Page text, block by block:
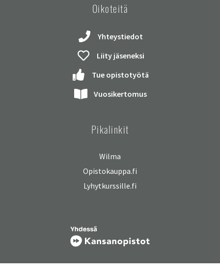
Oikoteitä
Yhteystiedot
Liity jäseneksi
Tue opistotyötä
Vuosikertomus
Pikalinkit
Wilma
Opistokauppa.fi
Lyhytkurssille.fi